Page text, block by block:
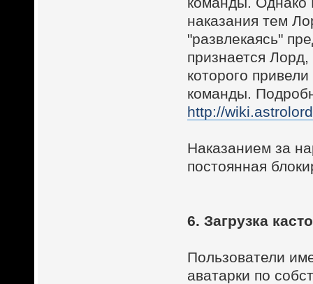
наказания тем
"развлекаясь"
признается
которого
команды.
http://
Наказанием за
постоянная
6. Загрузка
Пользователи
аватарки по